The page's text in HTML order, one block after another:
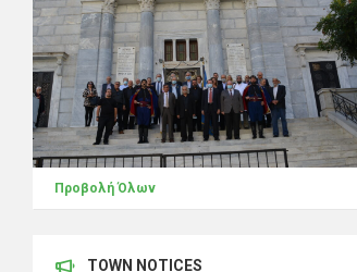
Προβολή Όλων
TOWN NOTICES